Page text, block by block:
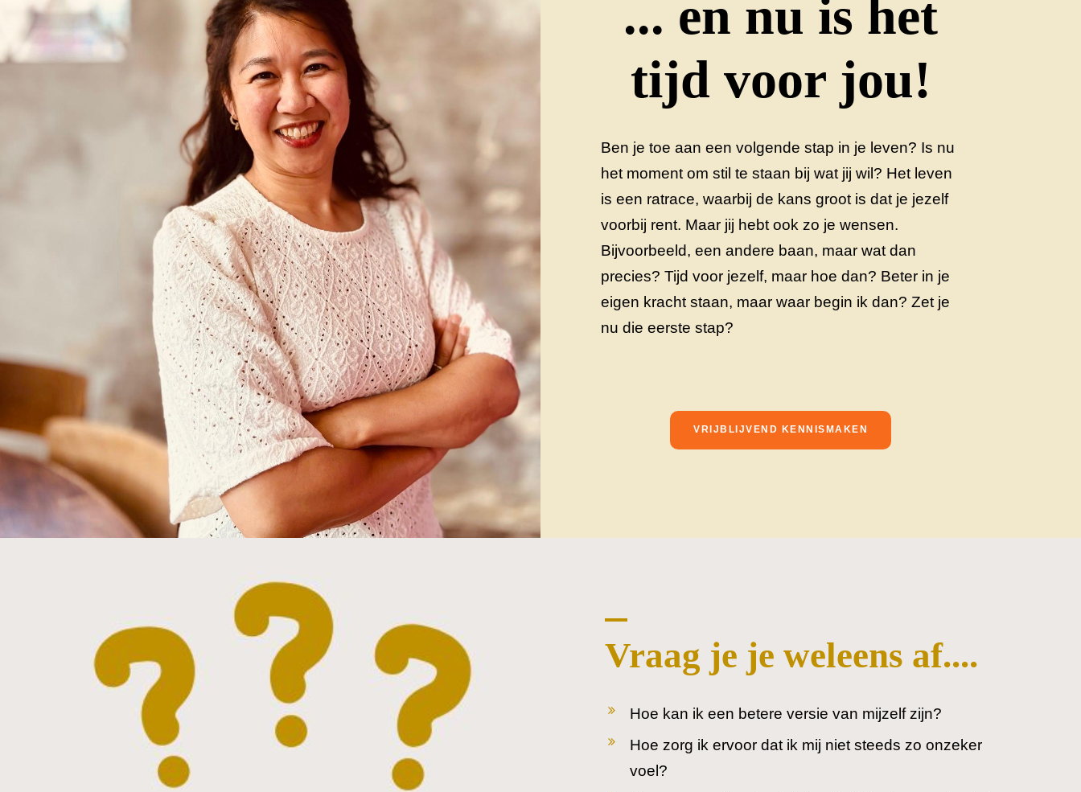
... en nu is het
tijd voor jou!
Ben je toe aan een volgende stap in je leven? Is nu
het moment om stil te staan bij wat jij wil? Het leven
is een ratrace, waarbij de kans groot is dat je jezelf
voorbij rent. Maar jij hebt ook zo je wensen.
Bijvoorbeeld, een andere baan, maar wat dan
precies? Tijd voor jezelf, maar hoe dan? Beter in je
eigen kracht staan, maar waar begin ik dan? Zet je
nu die eerste stap?
VRIJBLIJVEND KENNISMAKEN
Vraag je je weleens af....
Hoe kan ik een betere versie van mijzelf zijn?
Hoe zorg ik ervoor dat ik mij niet steeds zo onzeker
voel?